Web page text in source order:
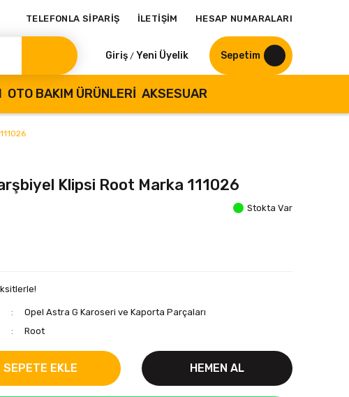
TELEFONLA SİPARİŞ İLETİŞİM HESAP NUMARALARI
Giriş / Yeni Üyelik Sepetim
OTO BAKIM ÜRÜNLERI AKSESUAR
Klipsi Root Marka 111026
Stokta Var
Opel Astra G Karoseri ve Kaporta Parçaları
Root
SEPETE EKLE HEMEN AL